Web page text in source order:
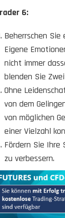
6:
Beherrschen
Eigene
nicht immer
blenden Sie
Ohne
von dem
von möglichen
einer Vielzahl
Fördern Sie Ihre
zu verbessern.